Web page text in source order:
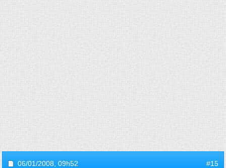
06/01/2008, 09h52 #15